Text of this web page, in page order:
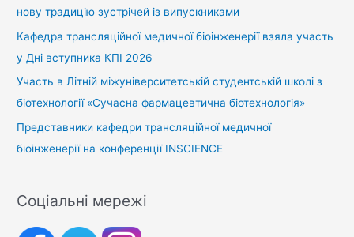
нову традицію зустрічей із випускниками
Кафедра трансляційної медичної біоінженерії взяла участь
у Дні вступника КПІ 2026
Участь в Літній міжуніверситетській студентській школі з
біотехнології «Сучасна фармацевтична біотехнологія»
Представники кафедри трансляційної медичної
біоінженерії на конференції INSCIENCE
Соціальні мережі